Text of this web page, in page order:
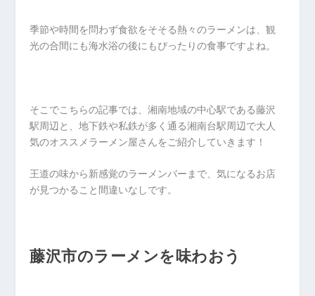
季節や時間を問わず食欲をそそる熱々のラーメンは、観
光の合間にも海水浴の後にもぴったりの食事ですよね。
そこでこちらの記事では、湘南地域の中心駅である藤沢
駅周辺と、地下鉄や私鉄が多く通る湘南台駅周辺で大人
気のオススメラーメン屋さんをご紹介していきます！
王道の味から新感覚のラーメンバーまで、気になるお店
が見つかること間違いなしです。
藤沢市のラーメンを味わおう